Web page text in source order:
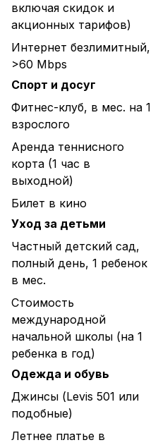
включая скидок и
акционных тарифов)
Интернет безлимитный,
>60 Mbps
Спорт и досуг
Фитнес-клуб, в мес. на 1
взрослого
Аренда теннисного
корта (1 час в
выходной)
Билет в кино
Уход за детьми
Частный детский сад,
полный день, 1 ребенок
в мес.
Стоимость
международной
начальной школы (на 1
ребенка в год)
Одежда и обувь
Джинсы (Levis 501 или
подобные)
Летнее платье в